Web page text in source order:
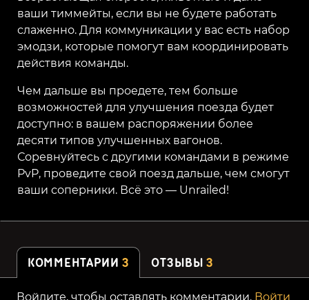
ваши тиммейты, если вы не будете работать
слаженно. Для коммуникации у вас есть набор
эмодзи, которые помогут вам координировать
действия команды.
Чем дальше вы проедете, тем больше
возможностей для улучшения поезда будет
доступно: в вашем распоряжении более
десяти типов улучшенных вагонов.
Соревнуйтесь с другими командами в режиме
PvP, проведите свой поезд дальше, чем смогут
ваши соперники. Всё это — Unrailed!
КОММЕНТАРИИ 3 ОТЗЫВЫ3
Войдите, чтобы оставлять комментарии. Войти